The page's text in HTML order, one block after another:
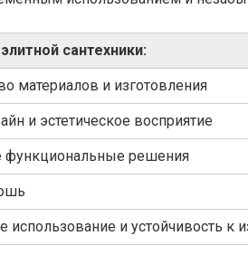
сантехники:
материалов и изготовления
и эстетическое восприятие
решения
и устойчивость к